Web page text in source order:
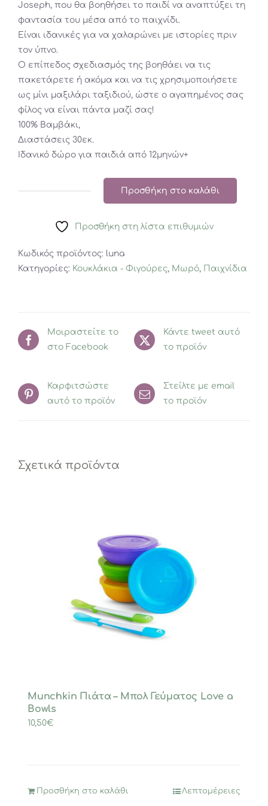
Joseph, που θα βοηθήσει το παιδί να αναπτύξει τη
φαντασία του μέσα από το παιχνίδι.
Eίναι ιδανικές για να χαλαρώνει με ιστορίες πριν
τον ύπνο.
Ο επίπεδος σχεδιασμός της βοηθάει να τις
πακετάρετε ή ακόμα και να τις χρησιμοποιήσετε
ως μίνι μαξιλάρι ταξιδιού, ώστε ο αγαπημένος σας
φίλος να είναι πάντα μαζί σας!
100% Βαμβάκι,
Διαστάσεις 30εκ.
Ιδανικό δώρο για παιδιά από 12μηνών+
Flatsies
Unicorn
Stephen
Προσθήκη στο καλάθι
Προσθήκη στη λίστα επιθυμιών
Κωδικός προϊόντος: luna
Κατηγορίες: Κουκλάκια - Φιγούρες, Μωρό, Παιχνίδια
Μοιραστείτε το
στο Facebook
Κάντε tweet αυτό
το προϊόν
Καρφιτσώστε
αυτό το προϊόν
Στείλτε με email
το προϊόν
Σχετικά προϊόντα
Munchkin Πιάτα – Μπολ Γεύματος Love a
Bowls
10,50€
Προσθήκη στο καλάθι Λεπτομέρειες